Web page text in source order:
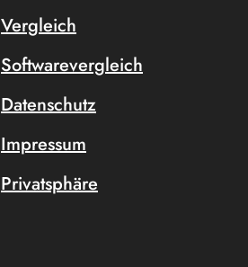
Vergleich
Softwarevergleich
Datenschutz
Impressum
Privatsphäre